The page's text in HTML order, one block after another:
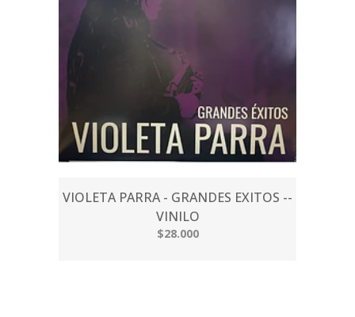
VIOLETA PARRA - GRANDES EXITOS --
VINILO
$28.000